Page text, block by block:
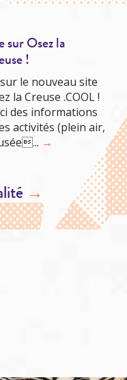
sur Osez la
!
le nouveau site
la Creuse .COOL !
des informations
activités (plein air,
→
→